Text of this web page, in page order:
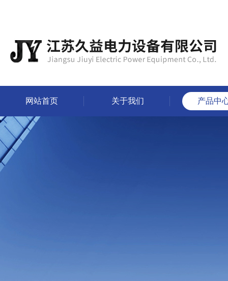
网站首页 关于我们 产品中